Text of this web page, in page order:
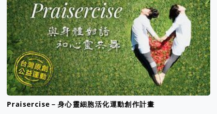
Praisercise－身心靈細胞活化運動創作計畫